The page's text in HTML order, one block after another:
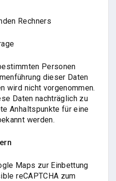
Rechners
Personen
dieser Daten
wird nicht vorgenommen.
Daten nachträglich zu
Anhaltspunkte für eine
werden.
Maps zur Einbettung
reCAPTCHA zum